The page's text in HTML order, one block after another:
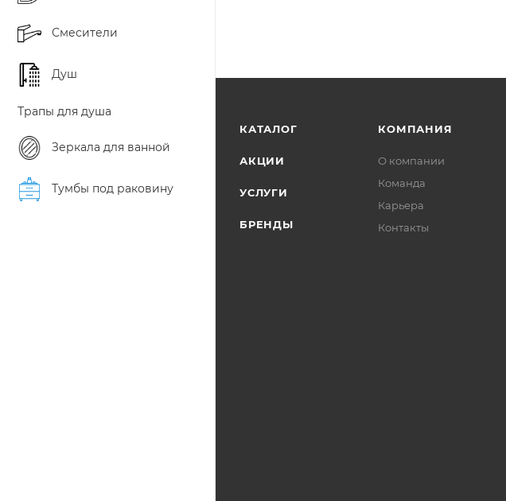
Смесители
Душ
Трапы для душа
Зеркала для ванной
Тумбы под раковину
КАТАЛОГ
АКЦИИ
УСЛУГИ
БРЕНДЫ
КОМПАНИЯ
О компании
Команда
Карьера
Контакты